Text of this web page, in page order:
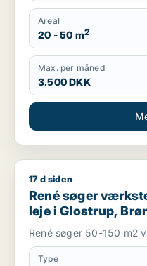
Areal
20 - 50 m2
Max. per måned
3.500 DKK
René søger værksted
17 d siden
René søger
leje i Glostrup,
m.fl.
René søger 50-150 m2
Type